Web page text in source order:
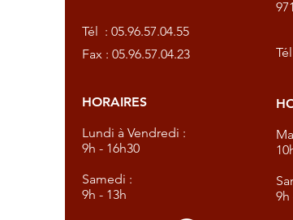
Tél :05.96.57.04.55
Fax : 05.96.57.04.23
HORAIRES
Lundi à Vendredi :
9h - 16h30
Samedi :
9h - 13h
9h